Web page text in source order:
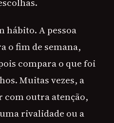
hábito. A pessoa
o fim de semana,
compara o que foi
Muitas vezes, a
com outra atenção,
rivalidade ou a